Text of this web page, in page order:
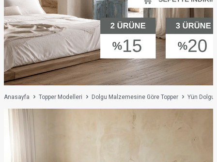
Anasayfa Topper Modelleri Dolgu Malzemesine Göre Topper Yün